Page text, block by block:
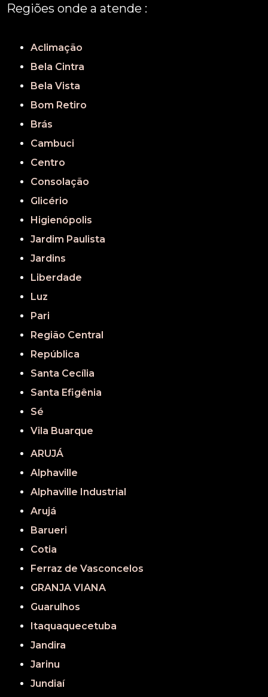
Regiões onde a atende :
Aclimação
Bela Cintra
Bela Vista
Bom Retiro
Brás
Cambuci
Centro
Consolação
Glicério
Higienópolis
Jardim Paulista
Jardins
Liberdade
Luz
Pari
Região Central
República
Santa Cecília
Santa Efigênia
Sé
Vila Buarque
ARUJÁ
Alphaville
Alphaville Industrial
Arujá
Barueri
Cotia
Ferraz de Vasconcelos
GRANJA VIANA
Guarulhos
Itaquaquecetuba
Jandira
Jarinu
Jundiaí